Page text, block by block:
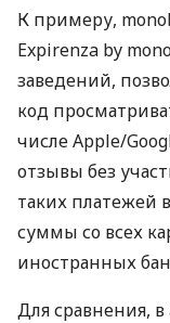
К примеру,
Expirenza by
заведений,
код
числе Apple/
отзывы без
таких платежей
суммы со всех
иностранных
Для сравнения, в